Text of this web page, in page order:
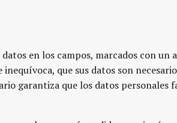
en los campos, marcados con
que sus datos son
garantiza que los datos personales